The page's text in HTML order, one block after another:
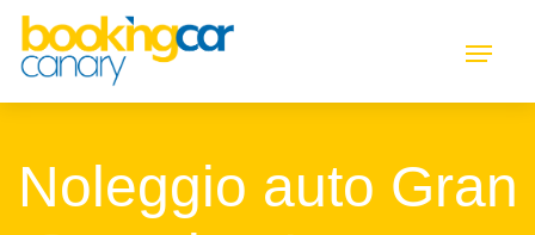
Noleggio auto Gran